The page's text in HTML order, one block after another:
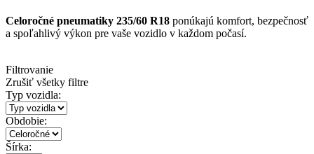
Celoročné pneumatiky 235/60 R18 ponúkajú komfort, bezpečnosť
a spoľahlivý výkon pre vaše vozidlo v každom počasí.
Filtrovanie
Zrušiť všetky filtre
Typ vozidla:
Obdobie:
Šírka: